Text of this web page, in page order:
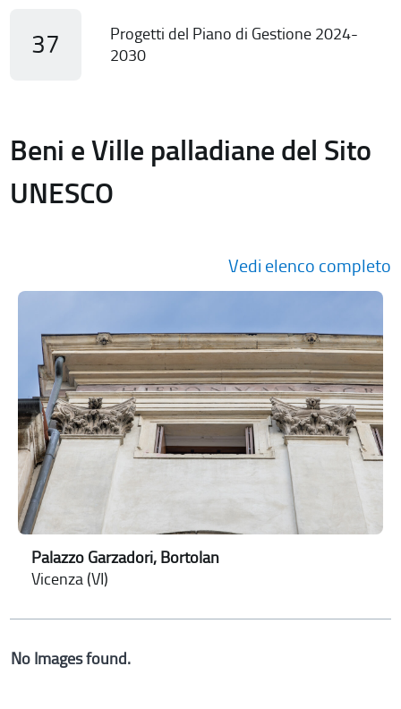
37
Progetti del Piano di Gestione 2024-
2030
Beni e Ville palladiane del Sito
UNESCO
Vedi elenco completo
Palazzo Garzadori, Bortolan
Vicenza (VI)
No Images found.